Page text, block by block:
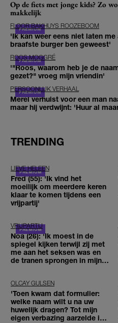
Op de fiets met jonge kids? Zo
makkelijk
FLOOR BAKHUYS ROOZEBOOM
'Ik kan weer eens niet laten
braafste burger ben geweest'
ROOS MOGGRÉ
'"Roos, waarom heb je de
gezet?" vroeg mijn vriendin'
PERSOONLIJK VERHAAL
Merel verhuist voor een man
maar hij verdwijnt: 'Huur al
TRENDING
LIEVE HELEEN
Fred (55): 'Ik vind het
moeilijk om meerdere keren
klaar te komen tijdens een
vrijpartij'
VRIJPARTIJ
Noa (26): 'Ik moest in de
spiegel kijken terwijl zij met
me aan het seksen was en
de tranen sprongen in mijn
OLCAY GULSEN
'Toen kwam dat formulier:
welke naam wilt u na uw
huwelijk dragen? Tot mijn
eigen verbazing aarzelde ik